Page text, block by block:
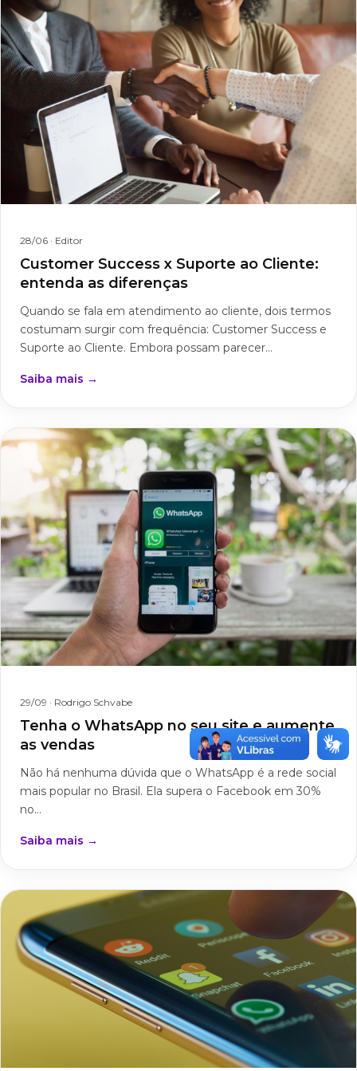
28/06 · Editor
Customer Success x Suporte ao Cliente:
entenda as diferenças
Quando se fala em atendimento ao cliente, dois termos
costumam surgir com frequência: Customer Success e
Suporte ao Cliente. Embora possam parecer...
Saiba mais →
29/09 · Rodrigo Schvabe
Tenha o WhatsApp no seu site e aumente
as vendas
Não há nenhuma dúvida que o WhatsApp é a rede social
mais popular no Brasil. Ela supera o Facebook em 30%
no...
Saiba mais →